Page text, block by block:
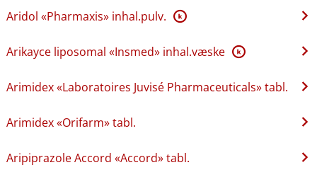
Aridol «Pharmaxis» inhal.pulv. K
Arikayce liposomal «Insmed» inhal.væske K
Arimidex «Laboratoires Juvisé Pharmaceuticals» tabl.
Arimidex «Orifarm» tabl.
Aripiprazole Accord «Accord» tabl.